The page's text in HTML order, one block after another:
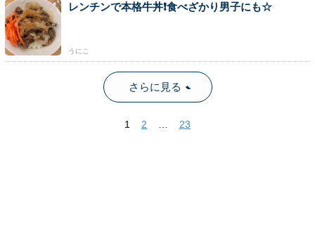
レンチンで本格牛丼❗食べざかり男子にも☆
うにこ
さらに見る
1 2 23